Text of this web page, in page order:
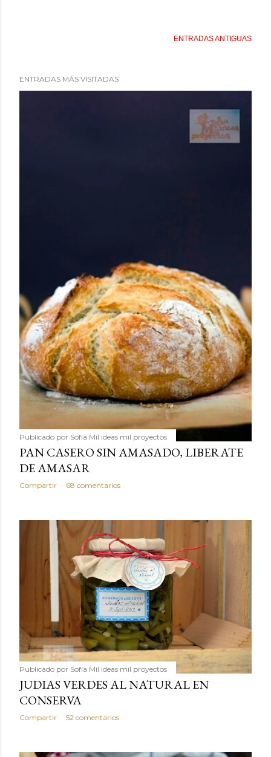
ENTRADAS ANTIGUAS
ENTRADAS MÁS VISITADAS
Publicado por Sofía Mil ideas mil proyectos
PAN CASERO SIN AMASADO, LIBERATE
DE AMASAR
Compartir 68 comentarios
Publicado por Sofía Mil ideas mil proyectos
JUDIAS VERDES AL NATURAL EN
CONSERVA
Compartir 52 comentarios